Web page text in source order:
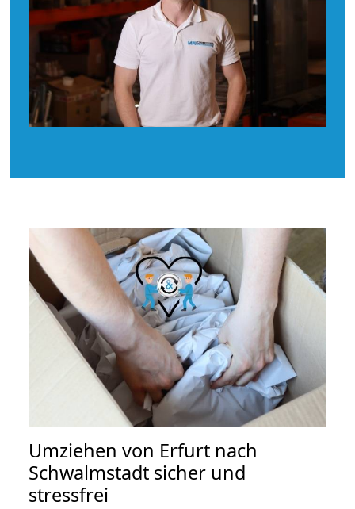
Umziehen von Erfurt nach
Schwalmstadt sicher und
stressfrei